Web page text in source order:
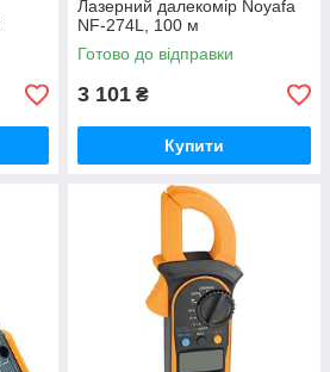
Лазерний далекомір Noyafa
NF-274L, 100 м
Готово до відправки
3 101 ₴
Купити